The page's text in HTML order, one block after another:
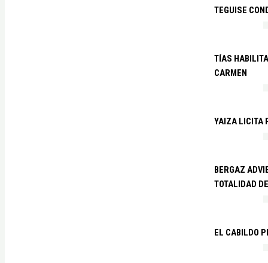
TEGUISE
TÍAS
CARMEN
YAIZA LICITA
BERGAZ
TOTALIDAD
EL CABILDO